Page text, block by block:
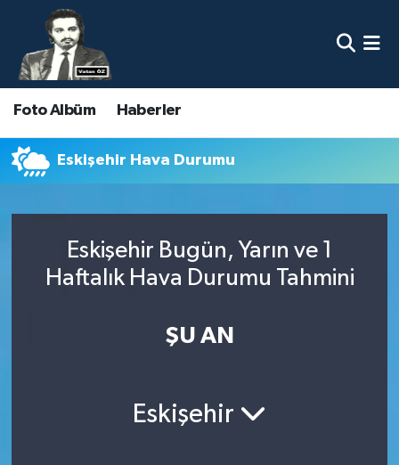
Foto Albüm Haberler
Eskişehir Hava Durumu
Eskişehir Bugün, Yarın ve 1
Haftalık Hava Durumu Tahmini
ŞU AN
Eskişehir
Nöbetçi Eczaneler
Hava Durumu
Namaz Vakitleri
Süper Lig Puan Durumu ve Fikstür
Son Dakika Haberleri